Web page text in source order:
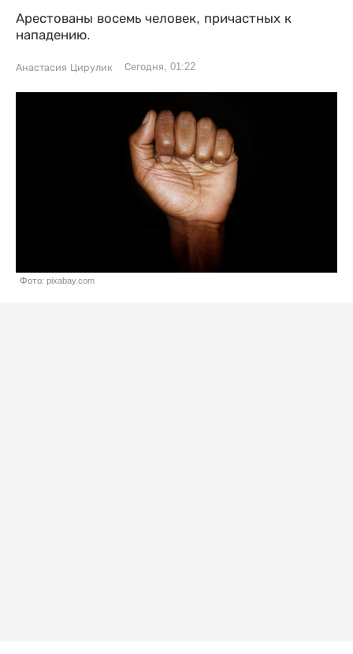
Арестованы восемь человек, причастных к
нападению.
Анастасия Цирулик Сегодня, 01:22
Фото: pixabay.com